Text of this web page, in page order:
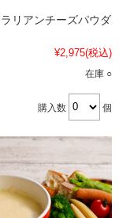
ラリアンチーズパウダ
¥2,975(税込)
在庫 ○
購入数 個